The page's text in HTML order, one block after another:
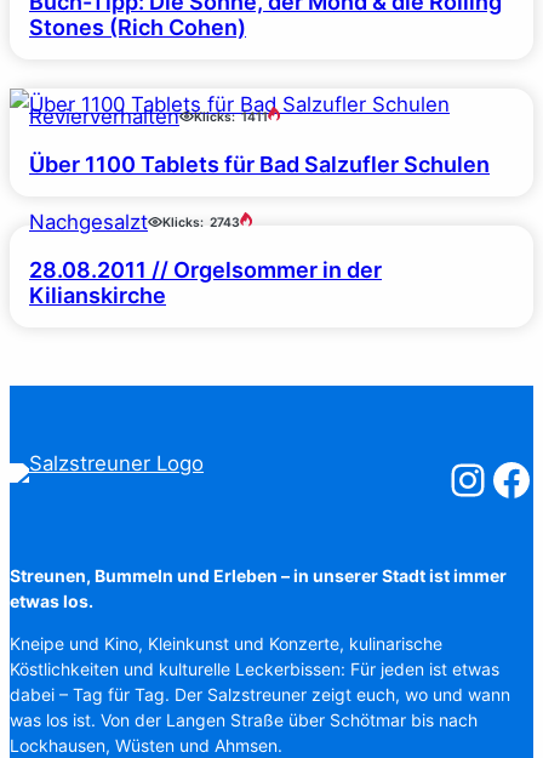
Stones (Rich Cohen)
Revierverhalten Klicks: 1411
Über 1100 Tablets für Bad Salzufler Schulen
Nachgesalzt Klicks: 2743
28.08.2011 // Orgelsommer in der
Kilianskirche
Streunen, Bummeln und Erleben – in unserer Stadt ist immer
etwas los.
Kneipe und Kino, Kleinkunst und Konzerte, kulinarische
Köstlichkeiten und kulturelle Leckerbissen: Für jeden ist etwas
dabei – Tag für Tag. Der Salzstreuner zeigt euch, wo und wann
was los ist. Von der Langen Straße über Schötmar bis nach
Lockhausen, Wüsten und Ahmsen.